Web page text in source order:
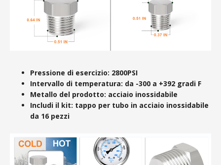
Pressione di esercizio: 2800PSI
Intervallo di temperatura: da -300 a +392 gradi F
Metallo del prodotto: acciaio inossidabile
Includi il kit: tappo per tubo in acciaio inossidabile
da 16 pezzi